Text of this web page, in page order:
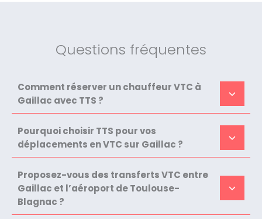
Questions fréquentes
Comment réserver un chauffeur VTC à
Gaillac avec TTS ?
Pourquoi choisir TTS pour vos
déplacements en VTC sur Gaillac ?
Proposez-vous des transferts VTC entre
Gaillac et l’aéroport de Toulouse-
Blagnac ?